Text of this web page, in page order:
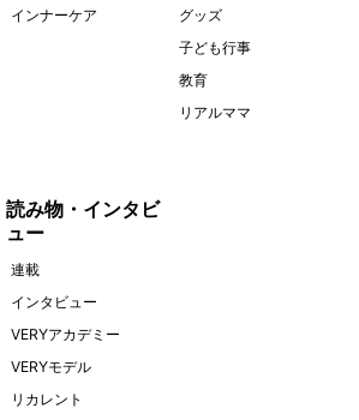
インナーケア
グッズ
子ども行事
教育
リアルママ
読み物・インタビ
ュー
連載
インタビュー
VERYアカデミー
VERYモデル
リカレント